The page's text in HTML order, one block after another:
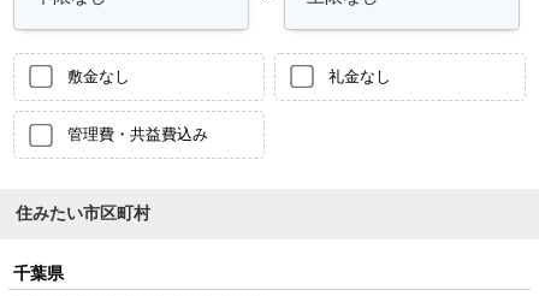
敷金なし 礼金なし
管理費・共益費込み
住みたい市区町村
千葉県